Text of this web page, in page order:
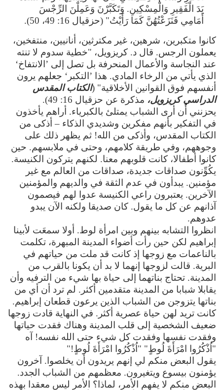
يَدَ الْفَقِيرِ وَالْمِسْكِينِ. وَتَكَبَّرْنَ وَعَمِلْنَ الرِّجْسَ
أَمَامِي فَنَزَعْتُهُنَّ كَمَا رَأَيْتُ" (حزقيال 16: 49، 50).
كانوا متكبرين، شرهين، غير مكترثين، أنانيين، منتفخين،
يعملون الرجس. قال د. كريزويل، "خطية سدوم لا تنته
عند النجاسة والأعمال المنحرفة بل تصل إلى ’الانتفاخ‘
الذي يأتي من الرخاء المادي. هذا ’التكبر‘ جعلهم يرون
أنفسهم فوق القوانين الأخلاقية" (الكتاب المقدس
الدراسي كريزويل، مذكرة عن حزقيال 16: 49).
يحزنني أن أرى الشباب يمتلئ بالكبرياء. أراهم يأخذون
في التفكير بأنهم مفكرين وشديدي الذكاء – أذكى من
الكتاب المقدس، وأذكى من الله! ثم يظهر ذلك على
وجوههم، وفي طريقة كلامهم، وحتى في ملابسهم. حين
كانوا أطفالا، كانت قلوبهم معنا. لكنهم يتركون الكنيسة.
يكُوِّنون صداقات جديدة، صداقات من العالم مع غير
مؤمنين. يبدأون في عدم الثقة في والديهم والمؤمنين
الآخرين. يعتبرون راعي الكنيسة عدوا لهم فيصمون
آذانهم عن كل ما يقول. كان صديقا ولكنه الآن يبدو
عدوهم.
انظروا التشابه بينهم وبين امرأة لوط. أولا سمعَت لأبينا
إبراهيم لكن حين رأت أضواء المدينة المبهرة، تكلمت
بالناعمات مع زوجها إذ كانت قد ملت من حياتهم في
البرية. قالت لزوجها إنهما لا بد أن يكونا بالقرب من
المدينة. تحتاج بناتهما إلى حياة بها شيء من الترفيه وأن
يقابلا شبابا من المدينة متقدمين أكثر. لم ترد أن أي من
بناتها يتزوجن من الشباب الذين يرعون قطعان إبراهيم.
كانت تريد لهن حياة عصرية أكثر. في النهاية قادت زوجها
ضعيف الشخصية إلى قلب المدينة وهناك فقدت حياتها
وفقدت نفسها وفقدت كل شيء حتى الله نفسه! آه
"اُذْكُرُوا امْرَأَةَ لُوطٍ" "اُذْكُرُوا امْرَأَةَ لُوطٍ!"
يقول البعض منكم لي إنهم يريدون أن يخلصوا. آخرون
يؤمنون بيسوع ويتغيرون. معظمهم من الشباب الجدد.
البعض منكم لا يفهم الأمر، لماذا؟ الأمر ليس معقدا بهذه